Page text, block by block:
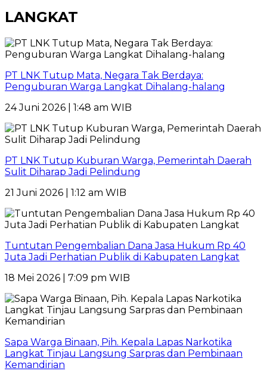
LANGKAT
PT LNK Tutup Mata, Negara Tak Berdaya:
Penguburan Warga Langkat Dihalang-halang
24 Juni 2026 | 1:48 am WIB
PT LNK Tutup Kuburan Warga, Pemerintah Daerah
Sulit Diharap Jadi Pelindung
21 Juni 2026 | 1:12 am WIB
Tuntutan Pengembalian Dana Jasa Hukum Rp 40
Juta Jadi Perhatian Publik di Kabupaten Langkat
18 Mei 2026 | 7:09 pm WIB
Sapa Warga Binaan, Pih. Kepala Lapas Narkotika
Langkat Tinjau Langsung Sarpras dan Pembinaan
Kemandirian